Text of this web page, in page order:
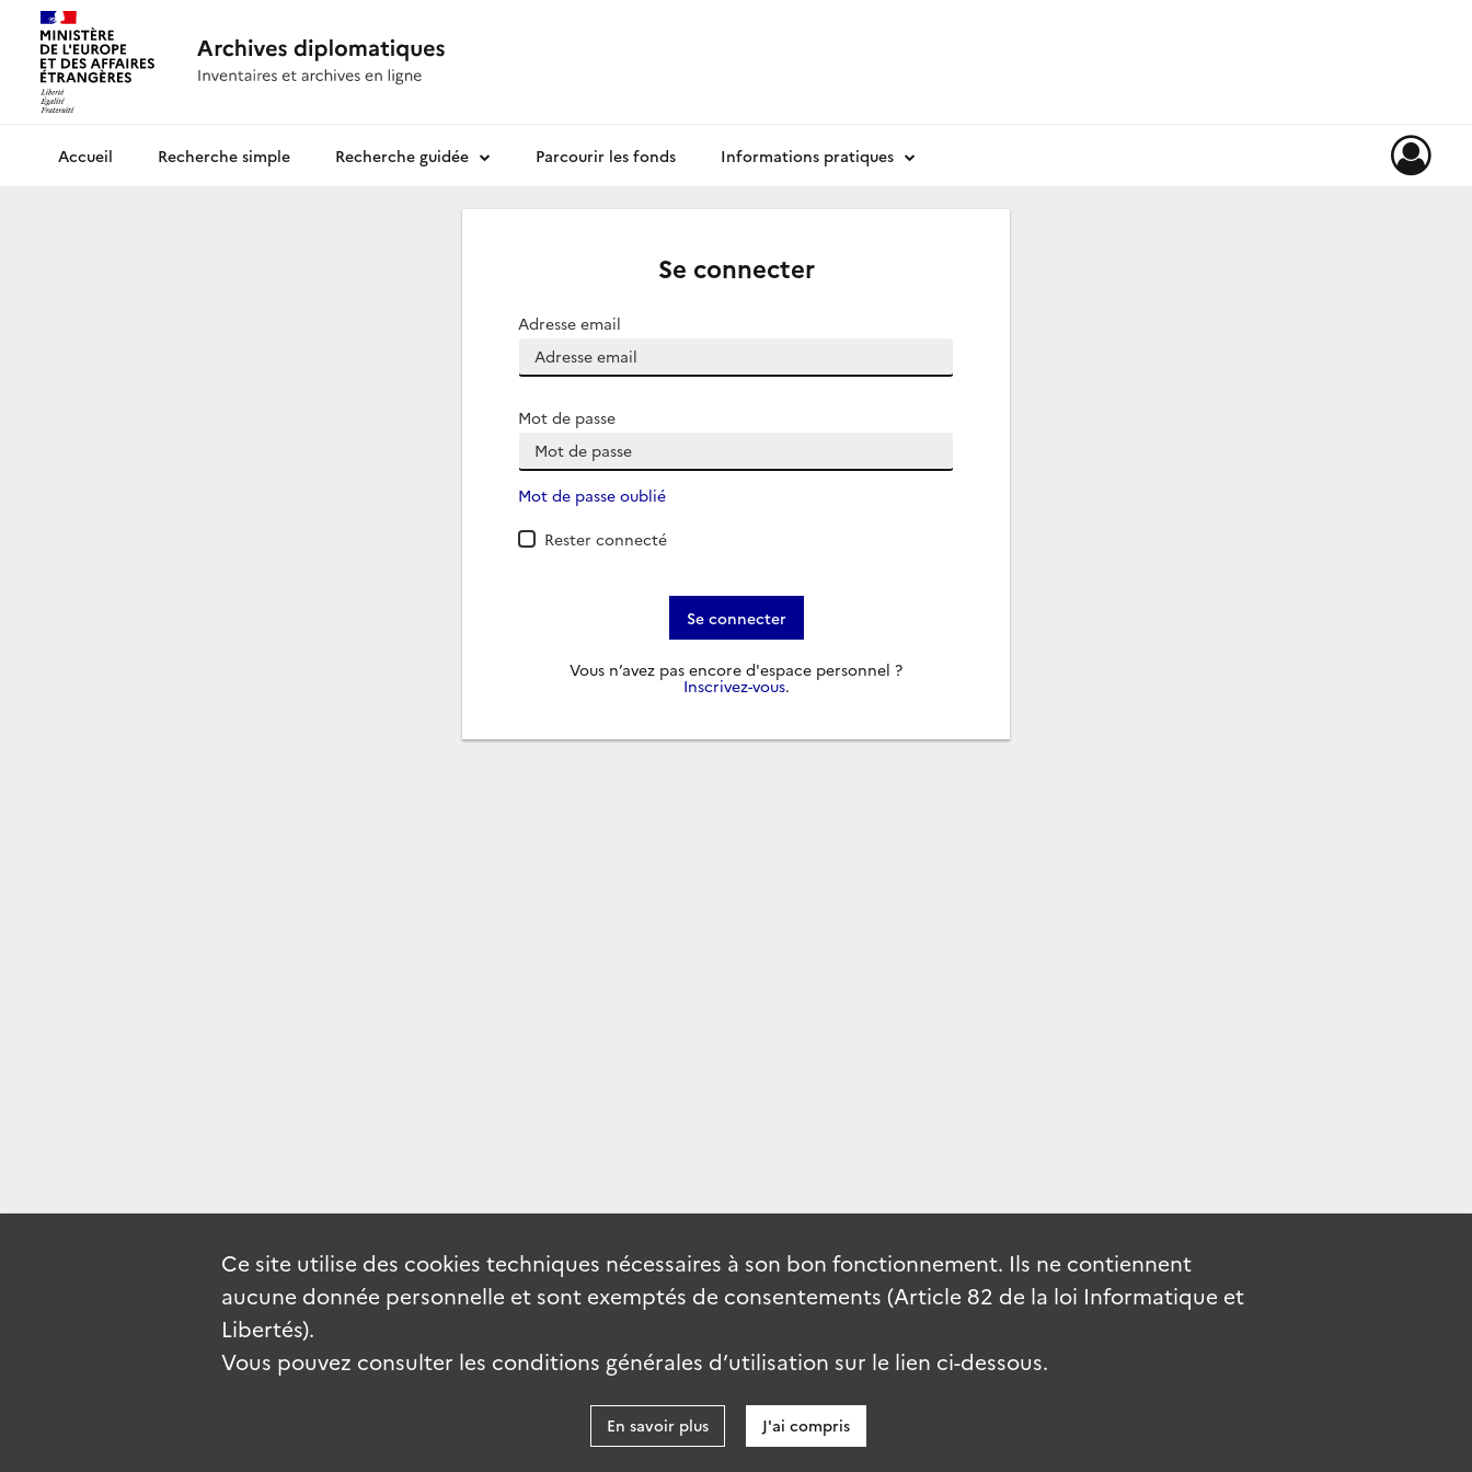
Archives diplomatiquesRecherche simple Recherche guidée Parcourir les fonds Informations pratiques
Se connecter
Adresse email
Mot de passe
Mot de passe oublié
Rester connecté
Se connecter
Vous n’avez pas encore d'espace personnel ?
Inscrivez-vous.
Ce site utilise des cookies techniques nécessaires à son bon fonctionnement. Ils ne contiennent
aucune donnée personnelle et sont exemptés de consentements (Article 82 de la loi Informatique et
Libertés).
Vous pouvez consulter les conditions générales d’utilisation sur le lien ci-dessous.
En savoir plus J'ai compris